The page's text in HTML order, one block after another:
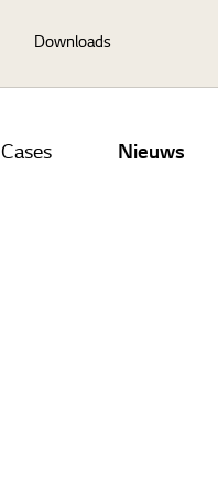
Cases Nieuws
Downloads